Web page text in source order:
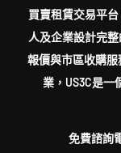
買賣租賃交易平
人及企業設計完
報價與市區收購
業，US3C是一
免費諮詢